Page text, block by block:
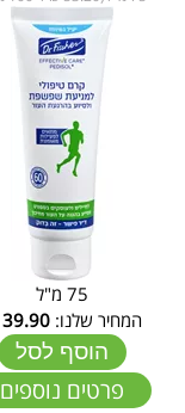
75 מ"ל
המחיר שלנו:39.90
הוסף לסל
פרטים נוספים